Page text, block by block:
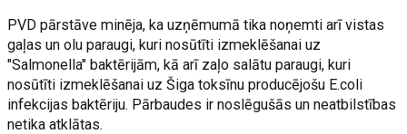
PVD pārstāve minēja, ka uzņēmumā tika noņemti arī vistas
gaļas un olu paraugi, kuri nosūtīti izmeklēšanai uz
"Salmonella" baktērijām, kā arī zaļo salātu paraugi, kuri
nosūtīti izmeklēšanai uz Šiga toksīnu producējošu E.coli
infekcijas baktēriju. Pārbaudes ir noslēgušās un neatbilstības
netika atklātas.